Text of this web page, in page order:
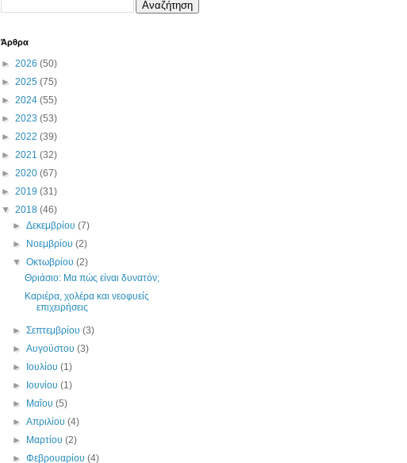
Άρθρα
► 2026 (50)
► 2025 (75)
► 2024 (55)
► 2023 (53)
► 2022 (39)
► 2021 (32)
► 2020 (67)
► 2019 (31)
▼ 2018 (46)
►Δεκεμβρίου(7)
►
Νοεμβρίου(2)
▼Οκτωβρίου(2)
Θριάσιο: Μα πώς είναι δυνατόν;
Καριέρα, χολέρα και νεοφυείς
επιχειρήσεις
►Σεπτεμβρίου(3)
►Αυγούστου(3)
►
Ιουλίου(1)
►
Ιουνίου(1)
►
Μαΐου(5)
►Απριλίου(4)
►
Μαρτίου(2)
►Φεβρουαρίου(4)